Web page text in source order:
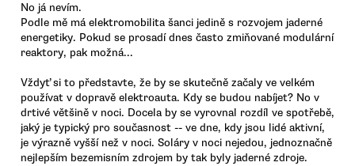
No já nevím.
Podle mě má elektromobilita šanci jedině s rozvojem jaderné
energetiky. Pokud se prosadí dnes často zmiňované modulární
reaktory, pak možná...
Vždyť si to představte, že by se skutečně začaly ve velkém
používat v dopravě elektroauta. Kdy se budou nabíjet? No v
drtivé většině v noci. Docela by se vyrovnal rozdíl ve spotřebě,
jaký je typický pro současnost -- ve dne, kdy jsou lidé aktivní,
je výrazně vyšší než v noci. Soláry v noci nejedou, jednoznačně
nejlepším bezemisním zdrojem by tak byly jaderné zdroje.